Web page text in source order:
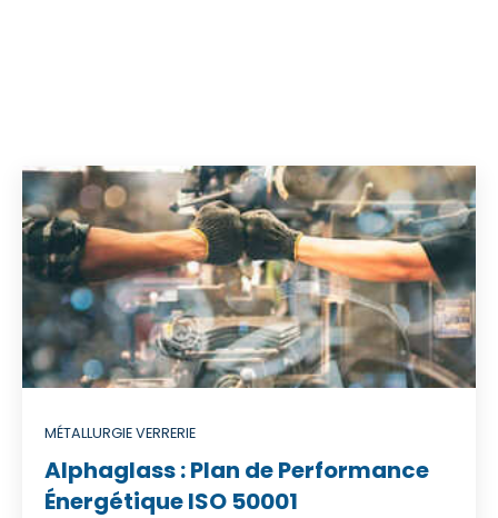
MÉTALLURGIE VERRERIE
Alphaglass : Plan de Performance
Énergétique ISO 50001